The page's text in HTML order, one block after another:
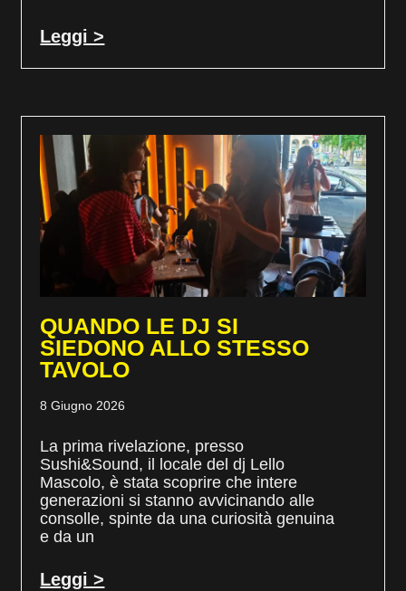
Leggi >
QUANDO LE DJ SI
SIEDONO ALLO STESSO
TAVOLO
8 Giugno 2026
La prima rivelazione, presso
Sushi&Sound, il locale del dj Lello
Mascolo, è stata scoprire che intere
generazioni si stanno avvicinando alle
consolle, spinte da una curiosità genuina
e da un
Leggi >